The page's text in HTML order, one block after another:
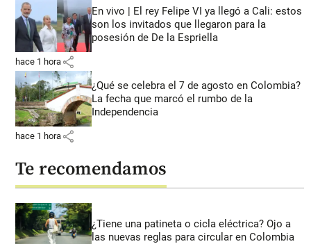
En vivo | El rey Felipe VI ya llegó a Cali: estos
son los invitados que llegaron para la
posesión de De la Espriella
hace 1 hora share
¿Qué se celebra el 7 de agosto en Colombia?
La fecha que marcó el rumbo de la
Independencia
hace 1 hora share
Te recomendamos
¿Tiene una patineta o cicla eléctrica? Ojo a
las nuevas reglas para circular en Colombia